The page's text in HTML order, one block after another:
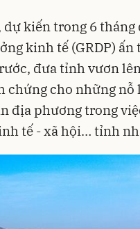
kiến trong 6 tháng
kinh tế (GRDP) ấn
đưa tỉnh vươn
chứng cho những nỗ
địa phương trong
tế - xã hội… tỉnh